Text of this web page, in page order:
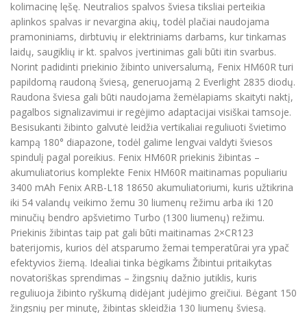
kolimacinę lęšę. Neutralios spalvos šviesa tiksliai perteikia
aplinkos spalvas ir nevargina akių, todėl plačiai naudojama
pramoniniams, dirbtuvių ir elektriniams darbams, kur tinkamas
laidų, saugiklių ir kt. spalvos įvertinimas gali būti itin svarbus.
Norint padidinti priekinio žibinto universalumą, Fenix HM60R turi
papildomą raudoną šviesą, generuojamą 2 Everlight 2835 diodų.
Raudona šviesa gali būti naudojama žemėlapiams skaityti naktį,
pagalbos signalizavimui ir regėjimo adaptacijai visiškai tamsoje.
Besisukanti žibinto galvutė leidžia vertikaliai reguliuoti švietimo
kampą 180° diapazone, todėl galime lengvai valdyti šviesos
spindulį pagal poreikius. Fenix HM60R priekinis žibintas –
akumuliatorius komplekte Fenix HM60R maitinamas populiariu
3400 mAh Fenix ARB-L18 18650 akumuliatoriumi, kuris užtikrina
iki 54 valandų veikimo žemu 30 liumenų režimu arba iki 120
minučių bendro apšvietimo Turbo (1300 liumenų) režimu.
Priekinis žibintas taip pat gali būti maitinamas 2×CR123
baterijomis, kurios dėl atsparumo žemai temperatūrai yra ypač
efektyvios žiemą. Idealiai tinka bėgikams Žibintui pritaikytas
novatoriškas sprendimas – žingsnių dažnio jutiklis, kuris
reguliuoja žibinto ryškumą didėjant judėjimo greičiui. Bėgant 150
žingsnių per minutę, žibintas skleidžia 130 liumenų šviesą.